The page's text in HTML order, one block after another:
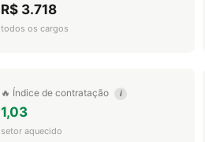
R$ 3.718
todos os cargos
🔥 Índice de contratação i
1,03
setor aquecido